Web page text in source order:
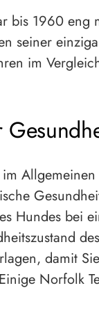
bis 1960 eng
seiner
im
Hundes bei
damit
Norfolk